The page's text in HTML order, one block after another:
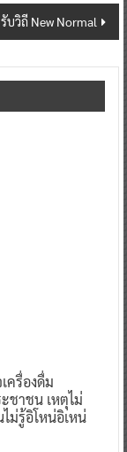
บวิถี New Normal
ครื่องดื่ม
ชาชน เหตุไม่
ม่รู้อิโหน่อิเหน่